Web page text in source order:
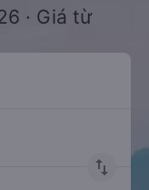
· Giá từ
import_export